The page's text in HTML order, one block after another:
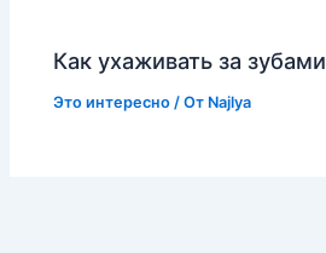
Как ухаживать за зубами
Это интересно / От Najlya